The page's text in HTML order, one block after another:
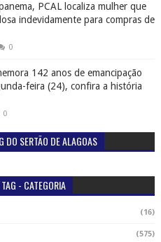
PCAL localiza mulher que
indevidamente para compras de
0
142 anos de emancipação
feira (24), confira a história
0
DO SERTÃO DE ALAGOAS
- CATEGORIA
(16)
(575)